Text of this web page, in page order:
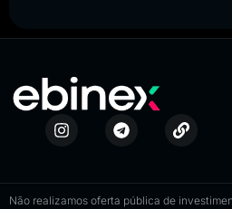
Não realizamos oferta pública de